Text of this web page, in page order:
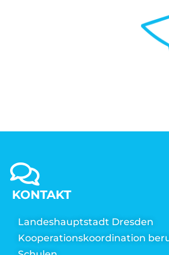
KONTAKT
Landeshauptstadt Dresden
Kooperationskoordination